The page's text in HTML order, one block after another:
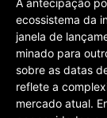
A antecipação
ecossistema da
janela de
minado para
sobre as datas
reflete a
mercado atual.